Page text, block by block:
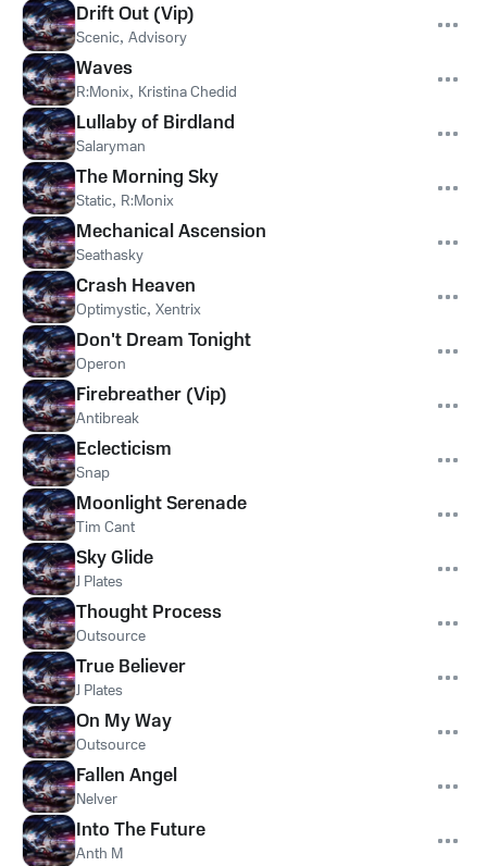
Drift Out (Vip)
Scenic, Advisory
Waves
R:Monix, Kristina Chedid
Lullaby of Birdland
Salaryman
The Morning Sky
Static, R:Monix
Mechanical Ascension
Seathasky
Crash Heaven
Optimystic, Xentrix
Don't Dream Tonight
Operon
Firebreather (Vip)
Antibreak
Eclecticism
Snap
Moonlight Serenade
Tim Cant
Sky Glide
J Plates
Thought Process
Outsource
True Believer
J Plates
On My Way
Outsource
Fallen Angel
Nelver
Into The Future
Anth M